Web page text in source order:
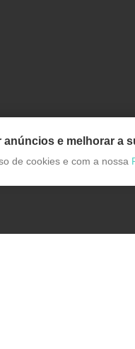
e melhorar a
de cookies e com a nossa